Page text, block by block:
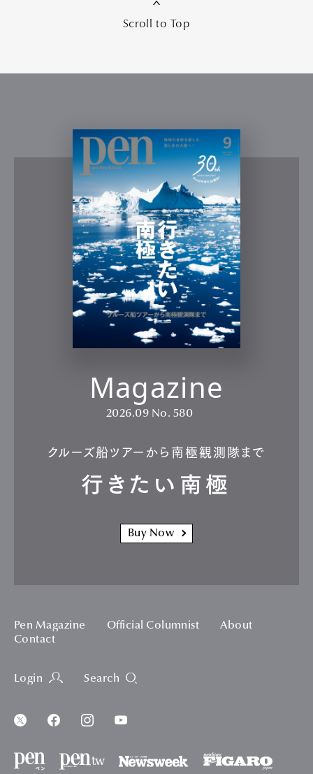
Scroll to Top
Magazine
2026.09 No. 580
クルーズ船ツアーから南極観測隊まで
行きたい南極
Buy Now
Pen Magazine Official Columnist
About
Contact
Login Search